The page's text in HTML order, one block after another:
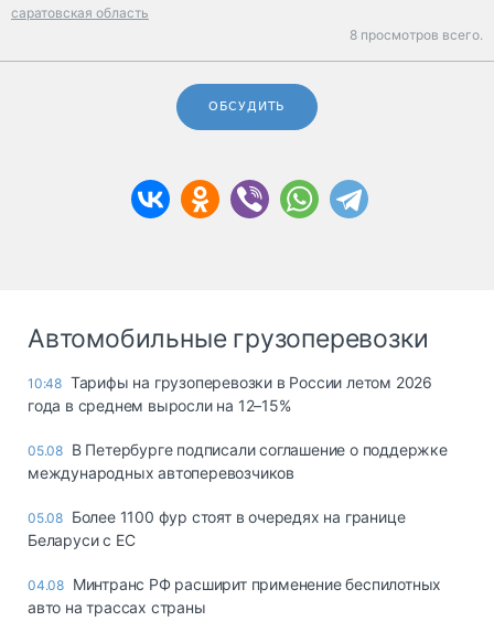
саратовская область
8 просмотров всего.
ОБСУДИТЬ
Автомобильные грузоперевозки
10:48 Тарифы на грузоперевозки в России летом 2026
года в среднем выросли на 12–15%
05.08 В Петербурге подписали соглашение о поддержке
международных автоперевозчиков
05.08 Более 1100 фур стоят в очередях на границе
Беларуси с ЕС
04.08 Минтранс РФ расширит применение беспилотных
авто на трассах страны